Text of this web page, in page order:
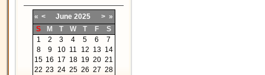
« < June 2025 > »
S
M T W T F
S
1
2 3 4 5 6
7
8
9 10 11 12 13 14
15 16 17 18 19 20 21
22 23 24 25 26 27 28